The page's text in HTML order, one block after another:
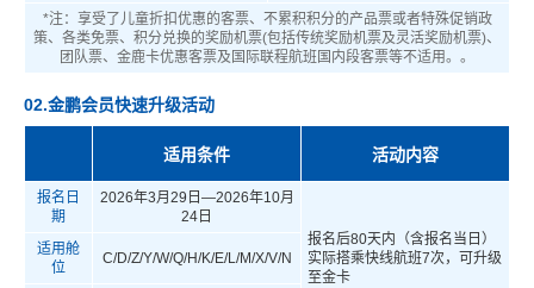
*注：享受了儿童折扣优惠的客票、不累积积分的产品票或者特殊促销政
策、各类免票、积分兑换的奖励机票(包括传统奖励机票及灵活奖励机票)、
团队票、金鹿卡优惠客票及国际联程航班国内段客票等不适用。。
02.金鹏会员快速升级活动
适用条件 活动内容
报名日
期
2026年3月29日—2026年10月
24日
报名后80天内（含报名当日）
实际搭乘快线航班7次，可升级
至金卡
适用舱
位
C/D/Z/Y/W/Q/H/K/E/L/M/X/V/N